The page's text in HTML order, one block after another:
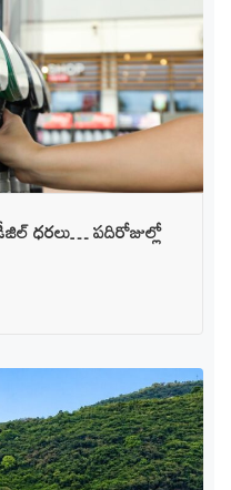
ధరలు… పదిరోజుల్లో